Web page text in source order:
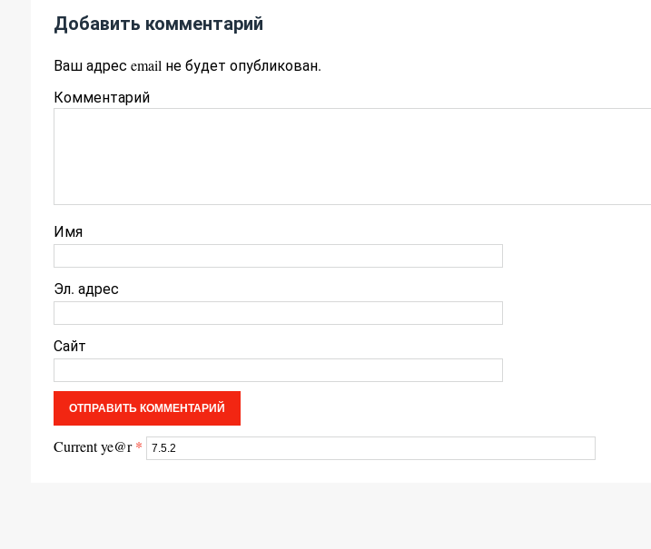
Добавить комментарий
Ваш адрес email не будет опубликован.
Комментарий
Имя
Эл. адрес
Сайт
Current ye@r*